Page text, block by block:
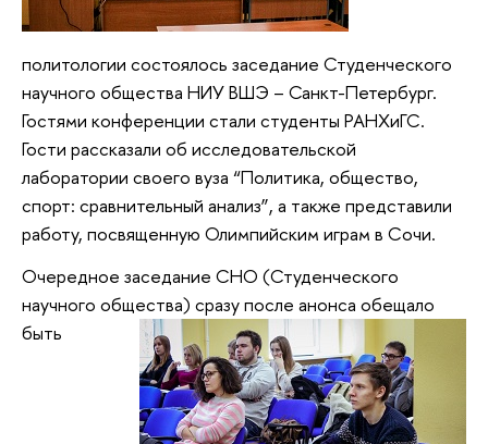
политологии состоялось заседание Студенческого
научного общества НИУ ВШЭ – Санкт-Петербург.
Гостями конференции стали студенты РАНХиГС.
Гости рассказали об исследовательской
лаборатории своего вуза “Политика, общество,
спорт: сравнительный анализ”, а также представили
работу, посвященную Олимпийским играм в Сочи.
Очередное заседание СНО (Студенческого
научного общества) сразу после анонса обещало
быть